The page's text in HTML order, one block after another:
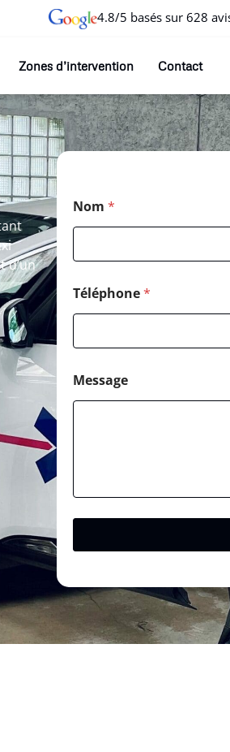
4.8/5 basés sur 628
Zones d’intervention Contact
d’un
Nom *
Téléphone*
Message